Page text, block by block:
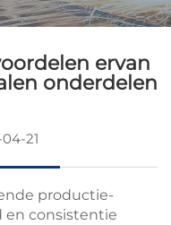
ervan
onderdelen
21
productie-
en consistentie